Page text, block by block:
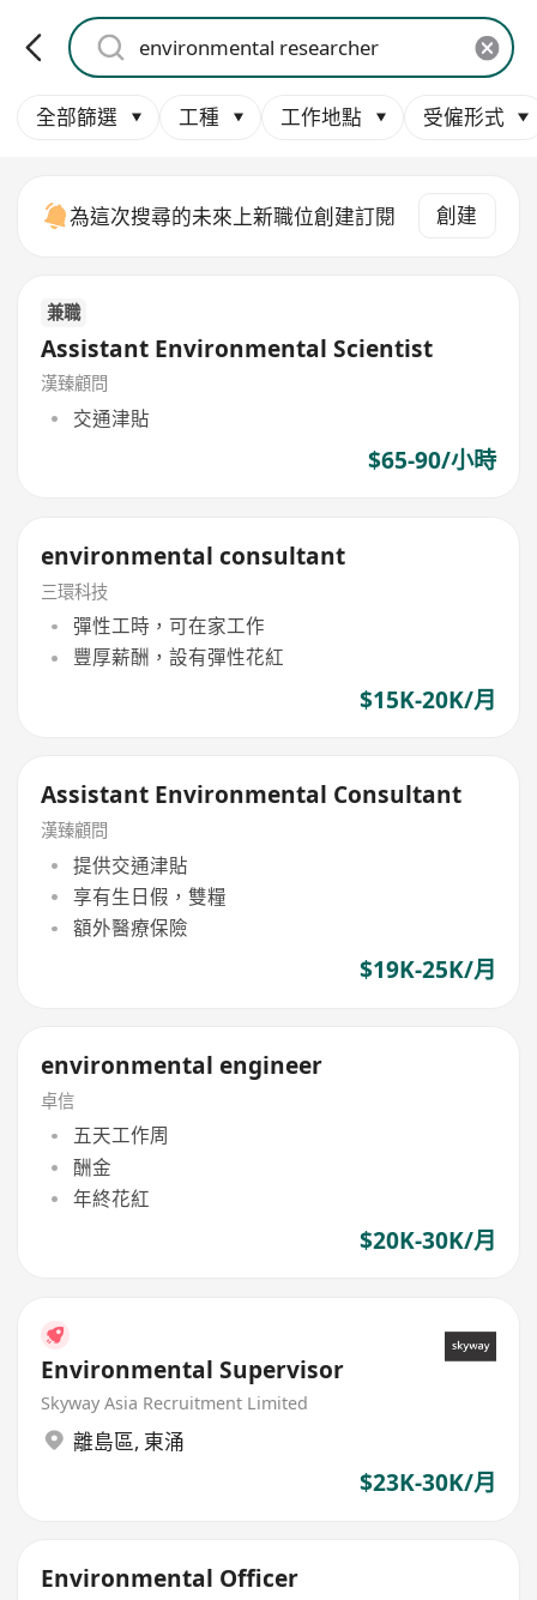
全部篩選 工種 工作地點 受僱形式
為這次搜尋的未來上新職位創建訂閱 創建
兼職
Assistant Environmental Scientist
漢臻顧問
交通津貼
$65-90/小時
environmental consultant
三環科技
彈性工時，可在家工作
豐厚薪酬，設有彈性花紅
$15K-20K/月
Assistant Environmental Consultant
漢臻顧問
提供交通津貼
享有生日假，雙糧
額外醫療保險
$19K-25K/月
environmental engineer
卓信
五天工作周
酬金
年終花紅
$20K-30K/月
Environmental Supervisor
Skyway Asia Recruitment Limited
離島區, 東涌
$23K-30K/月
Environmental Officer